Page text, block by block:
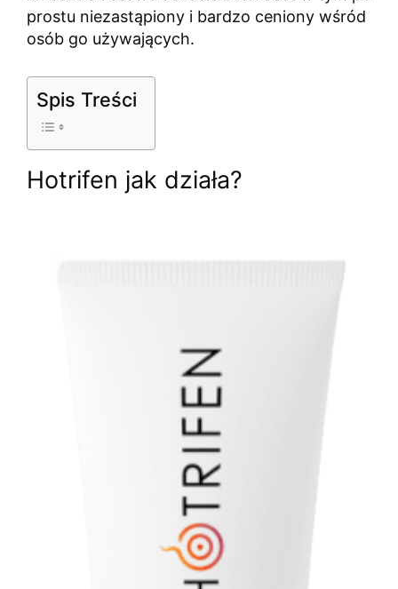
prostu niezastąpiony i bardzo ceniony wśród
osób go używających.
Spis Treści
Hotrifen jak działa?